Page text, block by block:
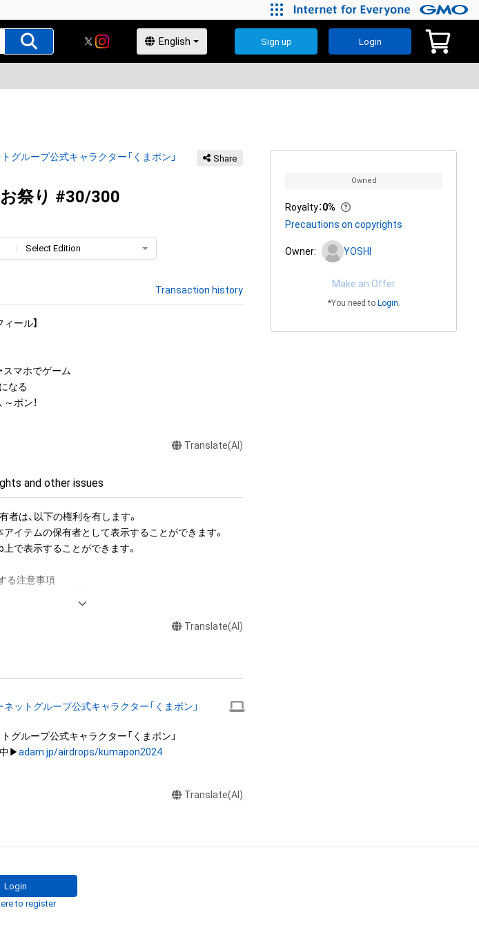
Sign up Login
グループ公式キャラクター「くまポン」 Share
祭り #30/300
Select Edition
Transaction history
ール】
スマホでゲーム
なる
～ポン！
Translate(AI)
and other issues
は、以下の権利を有します。
アイテムの保有者として表示することができます。
上で表示することができます。
る注意事項
創作物（画像および映像、音楽、商標またはロゴ等を含
られません。）にかかる知的財産権（著作権、特許権、実
登録等を出願する権利を含みます。）を意味します。）
め、本アイテムを保有していたとしても、本アイテムに
る知的財産権を有することを意味しません。
ニアリングを含みますが、これに限定されません。）を
、売却および利用に関して、購入者、売却者、保有、その
Translate(AI)
ネットグループ公式キャラクター「くまポン」
グループ公式キャラクター「くまポン」
▶adam.jp/airdrops/kumapon2024
Translate(AI)
Owned
Royalty：0%
Precautions on copyrights
Owner: YOSHI
Make an Offer
*You need to Login.
Login
to register